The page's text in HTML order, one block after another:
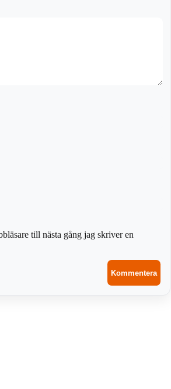
till nästa gång jag skriver en